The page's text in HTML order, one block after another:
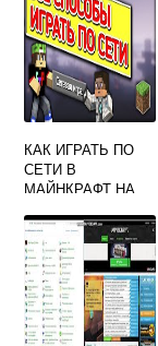
КАК ИГРАТЬ ПО
СЕТИ В
МАЙНКРАФТ НА
ДРУГОМ